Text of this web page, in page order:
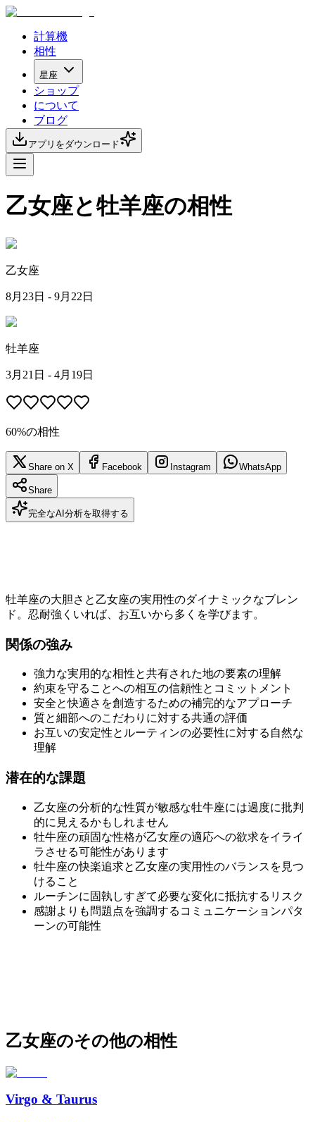
計算機
相性
星座
ショップ
について
ブログ
アプリをダウンロード
乙女座と牡羊座の相性
乙女座
8月23日 - 9月22日
牡羊座
3月21日 - 4月19日
60%の相性
Share on X Facebook Instagram WhatsApp
Share
完全なAI分析を取得する
牡羊座の大胆さと乙女座の実用性のダイナミックなブレン
ド。忍耐強くいれば、お互いから多くを学びます。
関係の強み
強力な実用的な相性と共有された地の要素の理解
約束を守ることへの相互の信頼性とコミットメント
安全と快適さを創造するための補完的なアプローチ
質と細部へのこだわりに対する共通の評価
お互いの安定性とルーティンの必要性に対する自然な
理解
潜在的な課題
乙女座の分析的な性質が敏感な牡牛座には過度に批判
的に見えるかもしれません
牡牛座の頑固な性格が乙女座の適応への欲求をイライ
ラさせる可能性があります
牡牛座の快楽追求と乙女座の実用性のバランスを見つ
けること
ルーチンに固執しすぎて必要な変化に抵抗するリスク
感謝よりも問題点を強調するコミュニケーションパタ
ーンの可能性
乙女座のその他の相性
Virgo & Taurus